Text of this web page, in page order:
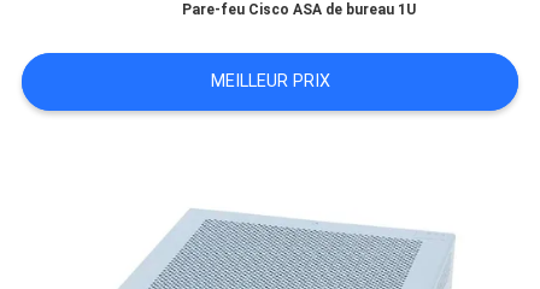
LA
QUALITÉ
CONTACTER
Pare-feu Cisco ASA de bureau 1U
MEILLEUR PRIX